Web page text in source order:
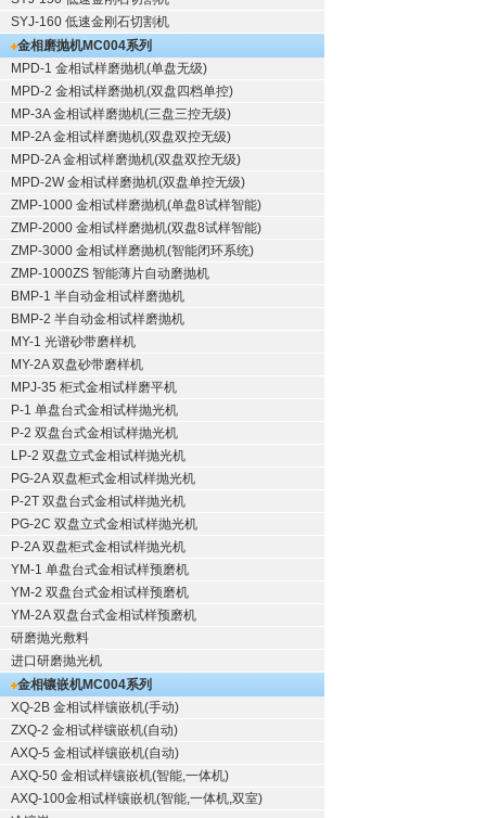
SYJ-160 低速金刚石切割机
金相磨抛机MC004系列
MPD-1 金相试样磨抛机(单盘无级)
MPD-2 金相试样磨抛机(双盘四档单控)
MP-3A 金相试样磨抛机(三盘三控无级)
MP-2A 金相试样磨抛机(双盘双控无级)
MPD-2A 金相试样磨抛机(双盘双控无级)
MPD-2W 金相试样磨抛机(双盘单控无级)
ZMP-1000 金相试样磨抛机(单盘8试样智能)
ZMP-2000 金相试样磨抛机(双盘8试样智能)
ZMP-3000 金相试样磨抛机(智能闭环系统)
ZMP-1000ZS 智能薄片自动磨抛机
BMP-1 半自动金相试样磨抛机
BMP-2 半自动金相试样磨抛机
MY-1 光谱砂带磨样机
MY-2A 双盘砂带磨样机
MPJ-35 柜式金相试样磨平机
P-1 单盘台式金相试样抛光机
P-2 双盘台式金相试样抛光机
LP-2 双盘立式金相试样抛光机
PG-2A 双盘柜式金相试样抛光机
P-2T 双盘台式金相试样抛光机
PG-2C 双盘立式金相试样抛光机
P-2A 双盘柜式金相试样抛光机
YM-1 单盘台式金相试样预磨机
YM-2 双盘台式金相试样预磨机
YM-2A 双盘台式金相试样预磨机
研磨抛光敷料
进口研磨抛光机
金相镶嵌机MC004系列
XQ-2B 金相试样镶嵌机(手动)
ZXQ-2 金相试样镶嵌机(自动)
AXQ-5 金相试样镶嵌机(自动)
AXQ-50 金相试样镶嵌机(智能,一体机)
AXQ-100金相试样镶嵌机(智能,一体机,双室)